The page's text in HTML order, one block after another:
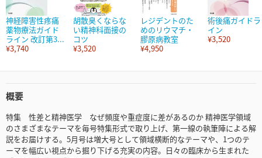
神経障害性疼痛
薬物療法ガイド
ライン 改訂第3...
¥3,740
胡散臭くならな
い精神科面接の
コツ
¥3,520
レジデントのた
めのリウマチ・
膠原病教室
¥4,950
術後痛ガイドラ
イン
¥3,520
概要
特集 性差と精神医学 なぜ頻度や重症度に差があるのか 精神医学領域
のさまざまなテーマを毎号特集形式で取り上げ、第一線の執筆陣による解
説をお届けする。5月号は増大号として領域横断的なテーマや、1つのテ
ーマを幅広い視点から掘り下げる充実の内容。日々の臨床から生まれた